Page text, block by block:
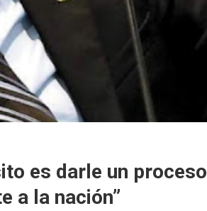
es darle un proceso
a la nación”